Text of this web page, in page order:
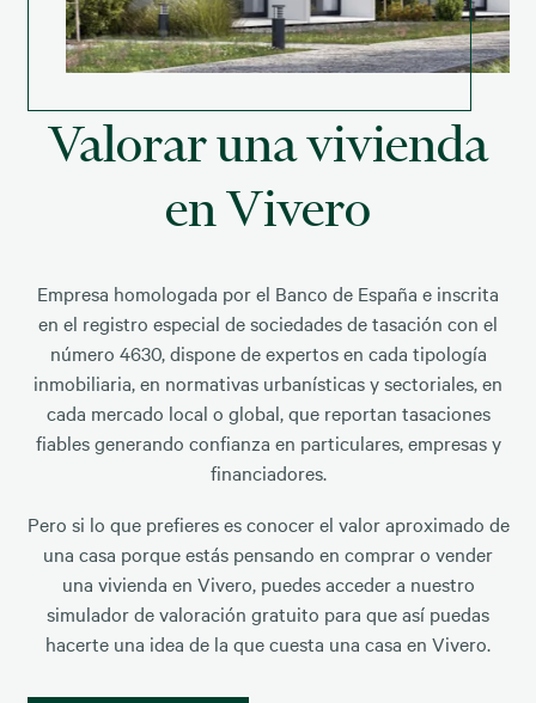
Valorar una vivienda
en Vivero
Empresa homologada por el Banco de España e inscrita
en el registro especial de sociedades de tasación con el
número 4630, dispone de expertos en cada tipología
inmobiliaria, en normativas urbanísticas y sectoriales, en
cada mercado local o global, que reportan tasaciones
fiables generando confianza en particulares, empresas y
financiadores.
Pero si lo que prefieres es conocer el valor aproximado de
una casa porque estás pensando en comprar o vender
una vivienda en Vivero, puedes acceder a nuestro
simulador de valoración gratuito para que así puedas
hacerte una idea de la que cuesta una casa en Vivero.